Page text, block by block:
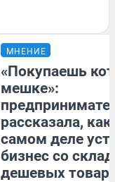
МНЕНИЕ
«Покупаешь
мешке»:
рассказала, как
самом деле
бизнес со
дешевых